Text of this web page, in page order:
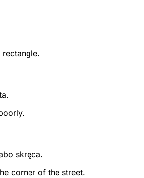
skręca.
corner of the street.